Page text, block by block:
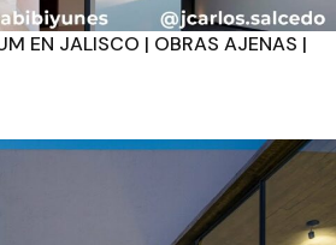
EN JALISCO | OBRAS AJENAS |